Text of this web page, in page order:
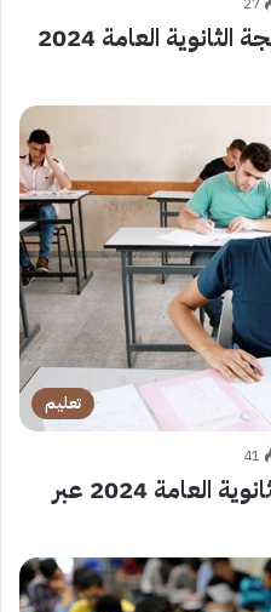
تعرف على موعد إعلان نتيجة الثانوية العامة 2024
تعليم
41
رابط الحصول على نتيجة الثانوية العامة 2024 عبر